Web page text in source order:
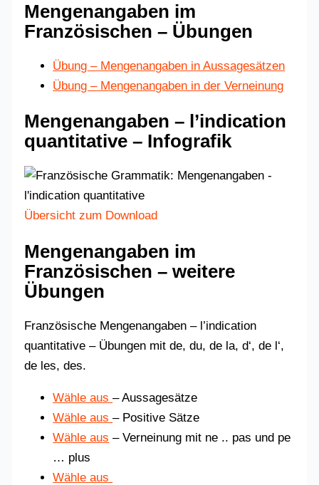
Mengenangaben im
Französischen – Übungen
Übung – Mengenangaben in Aussagesätzen
Übung – Mengenangaben in der Verneinung
Mengenangaben – l’indication
quantitative – Infografik
Übersicht zum Download
Mengenangaben im
Französischen – weitere
Übungen
Französische Mengenangaben – l’indication
quantitative – Übungen mit de, du, de la, d‘, de l‘,
de les, des.
Wähle aus– Aussagesätze
Wähle aus– Positive Sätze
Wähle aus – Verneinung mit ne .. pas und pe
… plus
Wähle aus